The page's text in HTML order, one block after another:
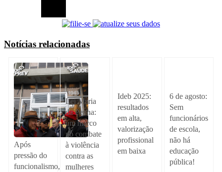
Notícias relacionadas
Após
pressão do
funcionalismo,
Lei Maria
da Penha:
um marco
no combate
à violência
contra as
mulheres
Ideb 2025:
resultados
em alta,
valorização
profissional
em baixa
6 de agosto:
Sem
funcionários
de escola,
não há
educação
pública!